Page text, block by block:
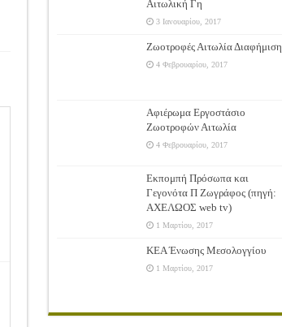
Αιτωλική Γη
3 Ιανουαρίου, 2017
Ζωοτροφές Αιτωλία Διαφήμιση
4 Φεβρουαρίου, 2017
Αφιέρωμα Εργοστάσιο
Ζωοτροφών Αιτωλία
4 Φεβρουαρίου, 2017
Εκπομπή Πρόσωπα και
Γεγονότα Π Ζωγράφος (πηγή:
ΑΧΕΛΩΟΣ web tv)
1 Μαρτίου, 2017
ΚΕΑ Ένωσης Μεσολογγίου
1 Μαρτίου, 2017